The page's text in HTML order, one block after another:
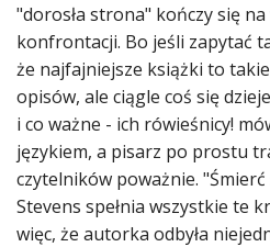
"dorosła strona" kończy się
konfrontacji. Bo jeśli zapytać
że najfajniejsze książki to
opisów, ale ciągle coś się
i co ważne - ich rówieśnicy!
językiem, a pisarz po prostu
czytelników poważnie.
Stevens spełnia wszystkie te
więc, że autorka odbyła